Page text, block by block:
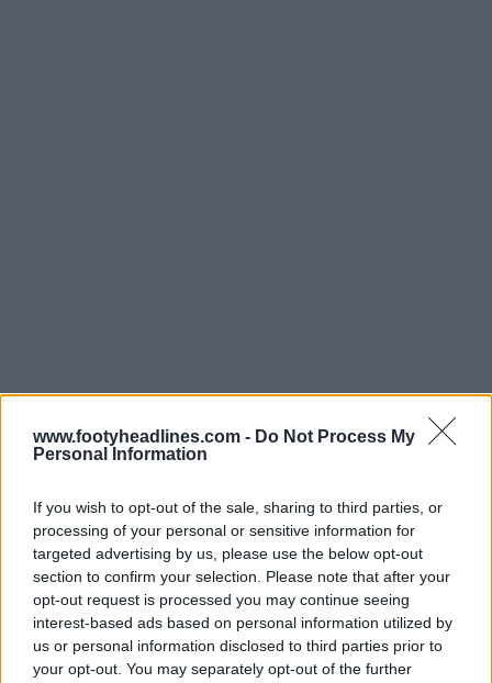
www.footyheadlines.com - Do Not Process My
Personal Information
If you wish to opt-out of the sale, sharing to third parties, or
processing of your personal or sensitive information for
targeted advertising by us, please use the below opt-out
section to confirm your selection. Please note that after your
opt-out request is processed you may continue seeing
interest-based ads based on personal information utilized by
us or personal information disclosed to third parties prior to
your opt-out. You may separately opt-out of the further
Aunque la versión totalmente rayada sigue siendo
imposible para la equipación oficial de partido debido a
las normas actuales de retransmisión y legibilidad, el
regreso parcial sigue siendo un guiño significativo al
rico legado del club.